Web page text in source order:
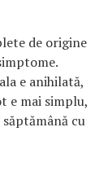
de origine
e anihilată,
e mai simplu,
cu